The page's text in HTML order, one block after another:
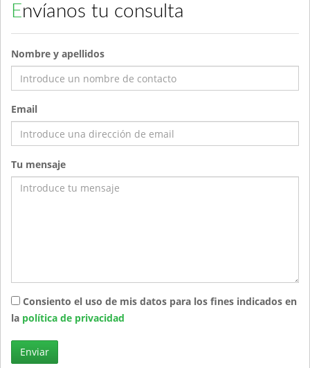
Envíanos tu consulta
Nombre y apellidos
Email
Tu mensaje
Consiento el uso de mis datos para los fines indicados en
la política de privacidad
Enviar